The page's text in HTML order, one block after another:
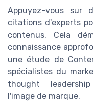
Appuyez-vous sur
citations d'experts
contenus. Cela
connaissance
une étude de
spécialistes du
thought
l'image de marque.